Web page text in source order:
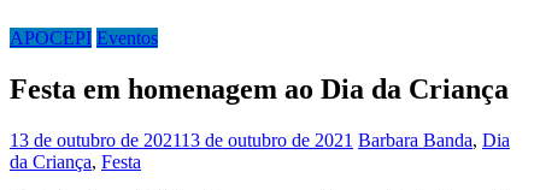
APOCEPI Eventos
Festa em homenagem ao Dia da Criança
13 de outubro de 202113 de outubro de 2021 Barbara Banda, Dia
da Criança, Festa